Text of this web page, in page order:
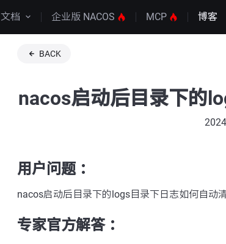
文档 企业版 NACOS MCP 博客
BACK
nacos启动后目录下的
用户问题 ：
nacos启动后目录下的logs目录下日志如何自动
专家官方解答 ：